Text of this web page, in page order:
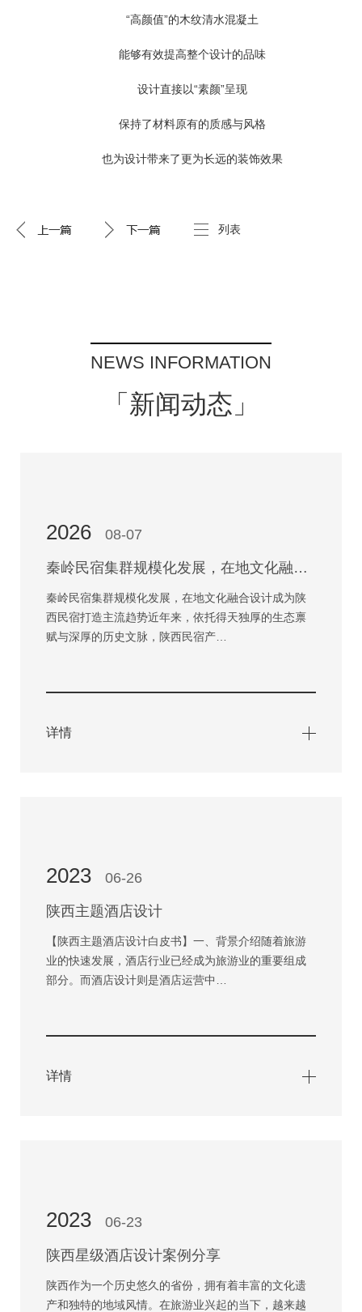
“高颜值”的木纹清水混凝土
能够有效提高整个设计的品味
设计直接以“素颜”呈现
保持了材料原有的质感与风格
也为设计带来了更为长远的装饰效果
列表
NEWS INFORMATION
「新闻动态」
2026 08-07
秦岭民宿集群规模化发展，在地文化融合设计成为陕西民宿打造主流趋势
秦岭民宿集群规模化发展，在地文化融合设计成为陕
西民宿打造主流趋势近年来，依托得天独厚的生态禀
赋与深厚的历史文脉，陕西民宿产…
详情
2023 06-26
陕西主题酒店设计
【陕西主题酒店设计白皮书】一、背景介绍随着旅游
业的快速发展，酒店行业已经成为旅游业的重要组成
部分。而酒店设计则是酒店运营中…
详情
2023 06-23
陕西星级酒店设计案例分享
陕西作为一个历史悠久的省份，拥有着丰富的文化遗
产和独特的地域风情。在旅游业兴起的当下，越来越